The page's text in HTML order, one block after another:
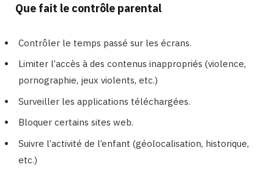
Que fait le contrôle parental
Contrôler le temps passé sur les écrans.
Limiter l’accès à des contenus inappropriés (violence,
pornographie, jeux violents, etc.)
Surveiller les applications téléchargées.
Bloquer certains sites web.
Suivre l’activité de l’enfant (géolocalisation, historique,
etc.)